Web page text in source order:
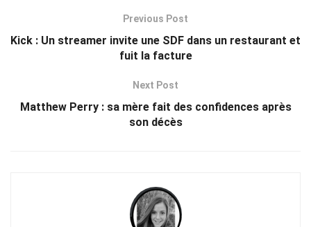
Previous Post
Kick : Un streamer invite une SDF dans un restaurant et
fuit la facture
Next Post
Matthew Perry : sa mère fait des confidences après
son décès